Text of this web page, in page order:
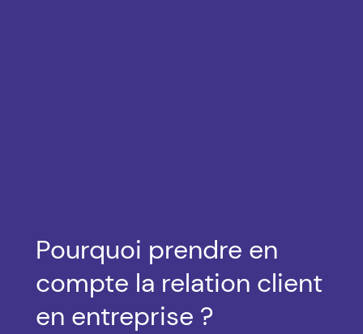
Pourquoi prendre en
compte la relation client
en entreprise ?